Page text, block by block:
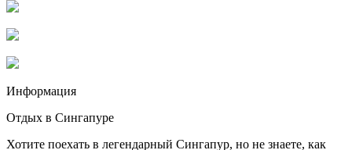
Информация
Отдых в Сингапуре
Хотите поехать в легендарный Сингапур, но не знаете, как